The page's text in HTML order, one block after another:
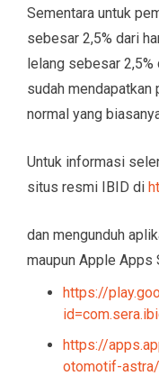
Sementara untuk
sebesar 2,5% dari
lelang sebesar 2,5%
sudah mendapatkan
normal yang
Untuk informasi
situs resmi IBID di
dan mengunduh
maupun Apple Apps
https://
https://
otomotif-